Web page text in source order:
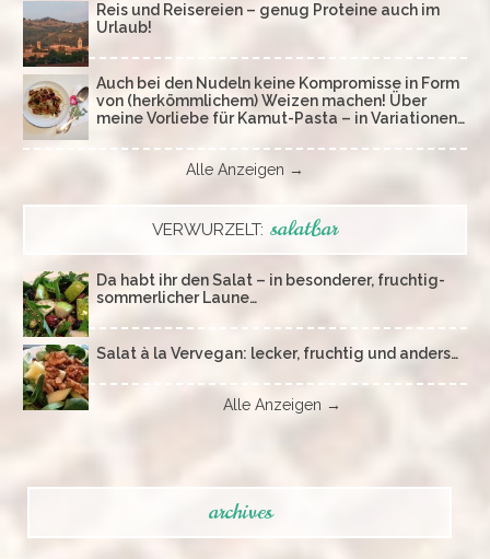
Reis und Reisereien – genug Proteine auch im
Urlaub!
Auch bei den Nudeln keine Kompromisse in Form
von (herkömmlichem) Weizen machen! Über
meine Vorliebe für Kamut-Pasta – in Variationen…
Alle Anzeigen →
VERWURZELT: salatbar
Da habt ihr den Salat – in besonderer, fruchtig-
sommerlicher Laune…
Salat à la Vervegan: lecker, fruchtig und anders…
Alle Anzeigen →
archives